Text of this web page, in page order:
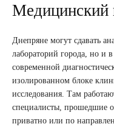
Днепряне могут сдавать
лабораторий города, но и
современной
изолированном блоке
исследования. Там
специалисты, прошедшие
приватно или по